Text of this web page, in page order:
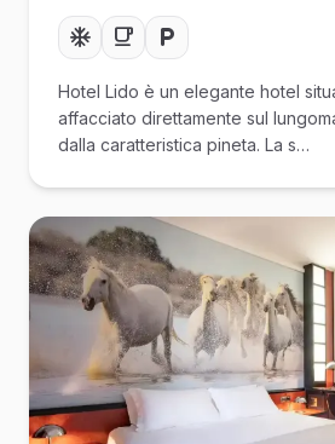
Hotel Lido è un elegante hotel
affacciato direttamente sul
dalla caratteristica pineta. La s…